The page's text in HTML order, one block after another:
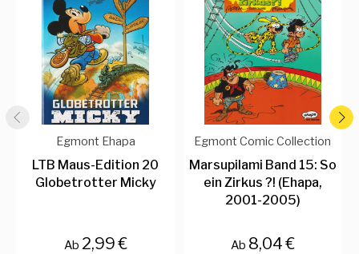
Egmont Ehapa
LTB Maus-Edition 20
Globetrotter Micky
Ab 2,99 €
Egmont Comic Collection
Marsupilami Band 15: So
ein Zirkus ?! (Ehapa,
2001-2005)
Ab 8,04 €